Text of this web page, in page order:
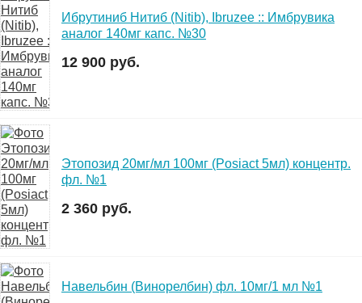
Ибрутиниб Нитиб (Nitib), Ibruzee :: Имбрувика
аналог 140мг капс. №30
12 900 руб.
Этопозид 20мг/мл 100мг (Posiact 5мл) концентр.
фл. №1
2 360 руб.
Навельбин (Винорелбин) фл. 10мг/1 мл №1